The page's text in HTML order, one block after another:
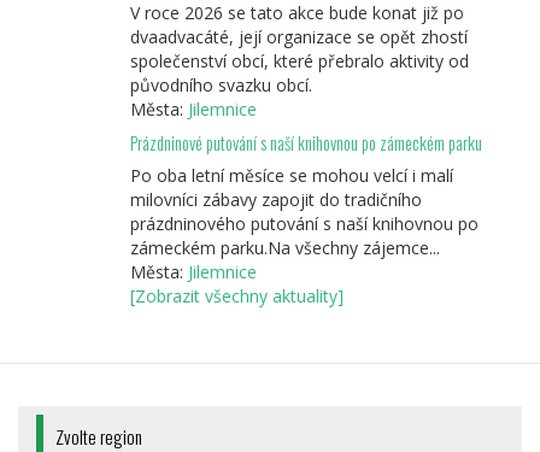
V roce 2026 se tato akce bude konat již po
dvaadvacáté, její organizace se opět zhostí
společenství obcí, které přebralo aktivity od
původního svazku obcí.
Města: Jilemnice
Prázdninové putování s naší knihovnou po zámeckém parku
Po oba letní měsíce se mohou velcí i malí
milovníci zábavy zapojit do tradičního
prázdninového putování s naší knihovnou po
zámeckém parku.Na všechny zájemce...
Města: Jilemnice
[Zobrazit všechny aktuality]
Zvolte region